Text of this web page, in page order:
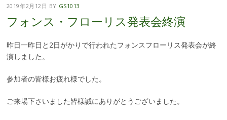
2019年2月12日 BY GS1013
フォンス・フローリス発表会終演
昨日一昨日と2日がかりで行われたフォンスフローリス発表会が終
演しました。
参加者の皆様お疲れ様でした。
ご来場下さいました皆様誠にありがとうございました。